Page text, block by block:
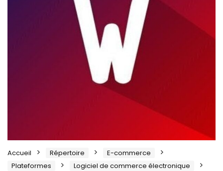
Accueil Répertoire
E-commerce
Plateformes
Logiciel de commerce électronique